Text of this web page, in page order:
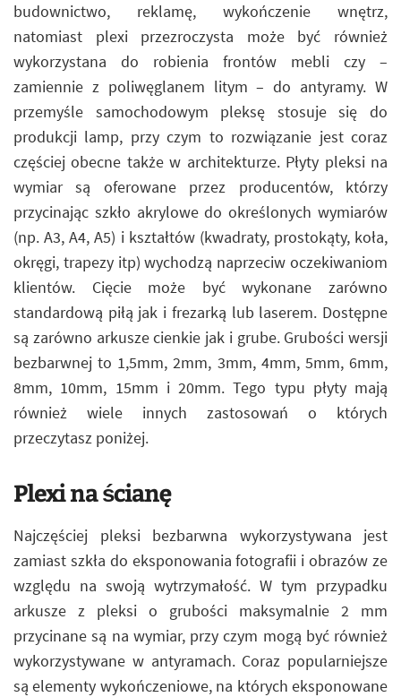
budownictwo, reklamę, wykończenie wnętrz,
natomiast plexi przezroczysta może być również
wykorzystana do robienia frontów mebli czy –
zamiennie z poliwęglanem litym – do antyramy. W
przemyśle samochodowym pleksę stosuje się do
produkcji lamp, przy czym to rozwiązanie jest coraz
częściej obecne także w architekturze. Płyty pleksi na
wymiar są oferowane przez producentów, którzy
przycinając szkło akrylowe do określonych wymiarów
(np. A3, A4, A5) i kształtów (kwadraty, prostokąty, koła,
okręgi, trapezy itp) wychodzą naprzeciw oczekiwaniom
klientów. Cięcie może być wykonane zarówno
standardową piłą jak i frezarką lub laserem. Dostępne
są zarówno arkusze cienkie jak i grube. Grubości wersji
bezbarwnej to 1,5mm, 2mm, 3mm, 4mm, 5mm, 6mm,
8mm, 10mm, 15mm i 20mm. Tego typu płyty mają
również wiele innych zastosowań o których
przeczytasz poniżej.
Plexi na ścianę
Najczęściej pleksi bezbarwna wykorzystywana jest
zamiast szkła do eksponowania fotografii i obrazów ze
względu na swoją wytrzymałość. W tym przypadku
arkusze z pleksi o grubości maksymalnie 2 mm
przycinane są na wymiar, przy czym mogą być również
wykorzystywane w antyramach. Coraz popularniejsze
są elementy wykończeniowe, na których eksponowane